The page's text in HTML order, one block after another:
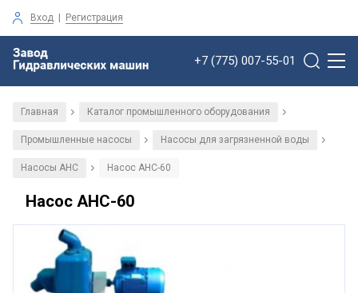
Вход | Регистрация
+7 (775) 007-55-01
Главная / Каталог промышленного оборудования /
Промышленные насосы / Насосы для загрязненной воды /
Насосы АНС / Насос АНС-60
Насос АНС-60